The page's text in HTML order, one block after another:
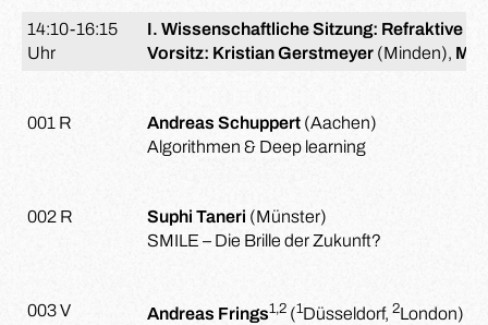
14:10-16:15
Uhr
I. Wissenschaftliche Sitzung: Refraktive
Vorsitz: Kristian Gerstmeyer (Minden),
001 R Andreas Schuppert (Aachen)
Algorithmen & Deep learning
002 R Suphi Taneri (Münster)
SMILE – Die Brille der Zukunft?
003 V Andreas Frings1,2 (1Düsseldorf, 2London)